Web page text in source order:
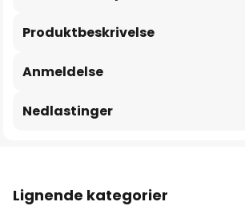
Produktbeskrivelse
Anmeldelse
Nedlastinger
Lignende kategorier